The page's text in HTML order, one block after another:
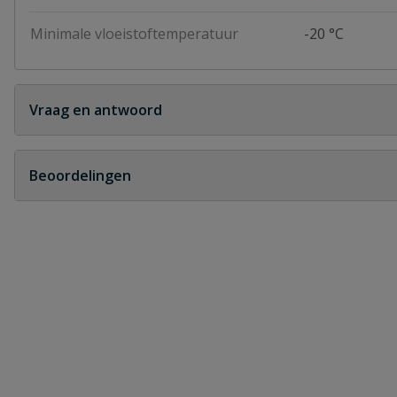
Minimale vloeistoftemperatuur -20 °C
Vraag en antwoord
Geen vragen
Beoordelingen